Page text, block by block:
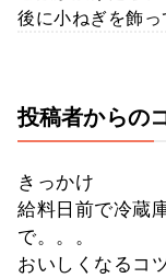
後に小ねぎを飾っ
投稿者からの
きっかけ
給料日前で冷蔵
で。。。
おいしくなるコ